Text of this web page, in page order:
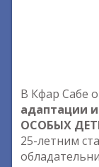
В Кфар Сабе
адаптации
ОСОБЫХ
25-летним